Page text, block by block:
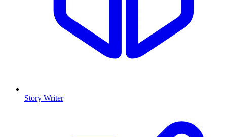
Story Writer